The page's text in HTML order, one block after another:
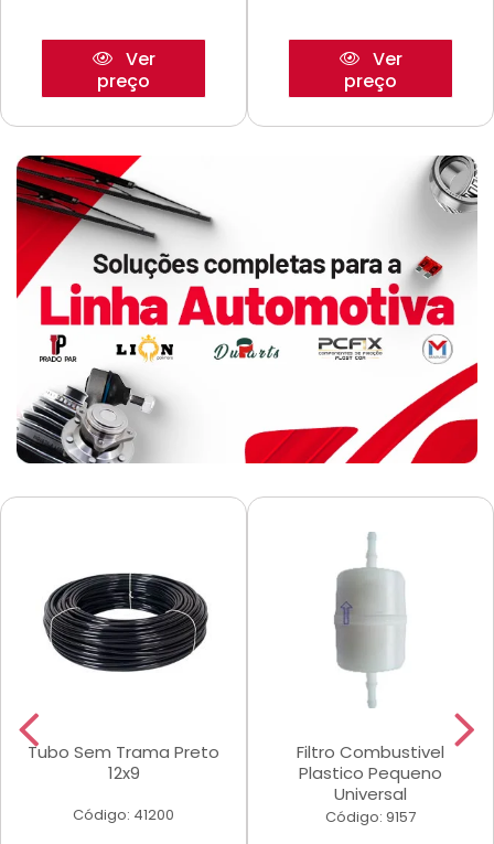
Ver
preço
Ver
preço
Tubo Sem Trama Preto
12x9
Código: 41200
Filtro Combustivel
Plastico Pequeno
Universal
Código: 9157